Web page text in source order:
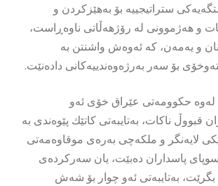
ستراتیجییە بۆ بەهێزكردن و
و هەژموونی لە رۆژهەڵاتی ناوەڕاست،
و یەمەن، كە ئەوەش واشنتن بە
بۆ سەر بەرژەوەندییەكانی دادەنێت.
لەوە حكوومەتی عێراق خۆی ئەو
قبووڵ ناكات، بەتایبەتی كاتێك پێوەندی بە
لایەنگر و ملكەچی بەرەی موقاوەمەتی
پاسداران دەبێت، یان سەركردەی
بەتایبەتی ئەو چوار بۆ شەش